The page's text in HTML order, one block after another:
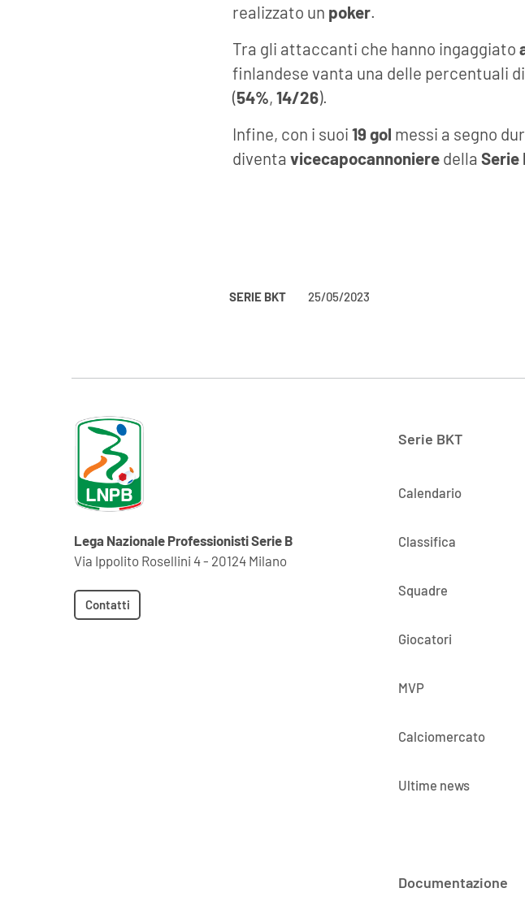
realizzato un poker.
Tra gli attaccanti che hanno ingaggiato
finlandese vanta una delle percentuali
(54%,14/26).
Infine, con i suoi19 gol messi a segno
diventavicecapocannoniere dellaSerie
SERIE BKT 25/05/2023
Lega Nazionale Professionisti Serie B
Via Ippolito Rosellini 4 - 20124 Milano
Contatti
Serie BKT
Calendario
Classifica
Squadre
Giocatori
MVP
Calciomercato
Ultime news
Documentazione